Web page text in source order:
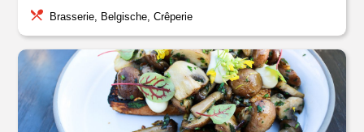
Brasserie, Belgische, Crêperie